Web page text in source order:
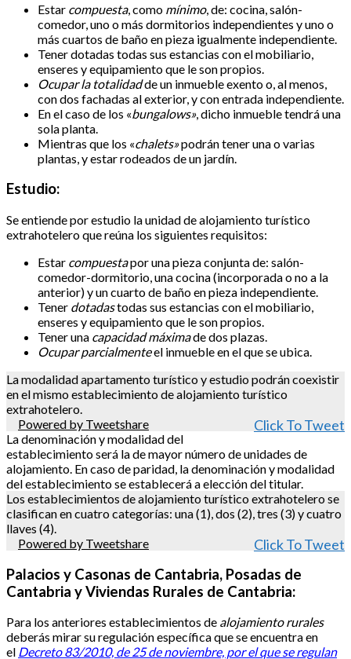
Estar compuesta, como mínimo, de: cocina, salón-
comedor, uno o más dormitorios independientes y uno o
más cuartos de baño en pieza igualmente independiente.
Tener dotadas todas sus estancias con el mobiliario,
enseres y equipamiento que le son propios.
Ocupar la totalidadde un inmueble exento o, al menos,
con dos fachadas al exterior, y con entrada independiente.
En el caso de los «bungalows», dicho inmueble tendrá una
sola planta.
Mientras que los «chalets»podrán tener una o varias
plantas, y estar rodeados de un jardín.
Estudio:
Se entiende por estudio la unidad de alojamiento turístico
extrahotelero que reúna los siguientes requisitos:
Estar compuestapor una pieza conjunta de: salón-
comedor-dormitorio, una cocina (incorporada o no a la
anterior) y un cuarto de baño en pieza independiente.
Tener dotadastodas sus estancias con el mobiliario,
enseres y equipamiento que le son propios.
Tener una capacidad máximade dos plazas.
Ocupar parcialmenteel inmueble en el que se ubica.
La modalidad apartamento turístico y estudio podrán coexistir
en el mismo establecimiento de alojamiento turístico
extrahotelero.
Powered by Tweetshare
Click To Tweet
La denominación y modalidad del
establecimiento será la de mayor número de unidades de
alojamiento. En caso de paridad, la denominación y modalidad
del establecimiento se establecerá a elección del titular.
Los establecimientos de alojamiento turístico extrahotelero se
clasifican en cuatro categorías: una (1), dos (2), tres (3) y cuatro
llaves (4).
Powered by Tweetshare
Click To Tweet
Palacios y Casonas de Cantabria, Posadas de
Cantabria y Viviendas Rurales de Cantabria:
Para los anteriores establecimientos de alojamiento rurales
deberás mirar su regulación específica que se encuentra en
el Decreto 83/2010, de 25 de noviembre, por el que se regulan